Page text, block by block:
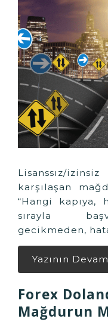
Lisanssız/
karşılaşan
“Hangi
sırayla
gecikmeden,
Yazının
Forex
Mağdurun